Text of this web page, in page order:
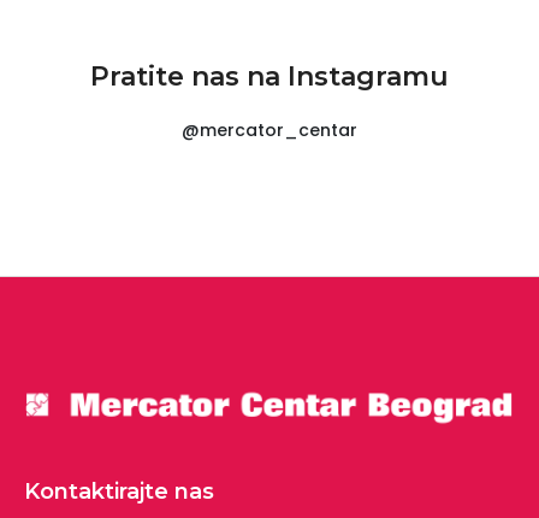
Pratite nas na Instagramu
@mercator_centar
Kontaktirajte nas